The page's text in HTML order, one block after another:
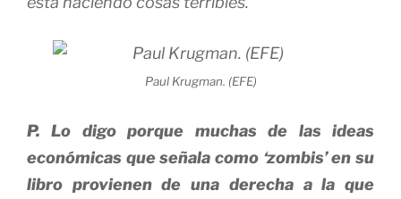
Paul Krugman. (EFE)
P. Lo digo porque muchas de las ideas
económicas que señala como ‘zombis’ en su
libro provienen de una derecha a la que